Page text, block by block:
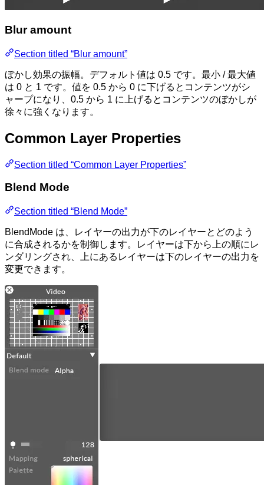
Blur amount
Section titled “Blur amount”
ぼかし効果の振幅。デフォルト値は 0.5 です。最小 / 最大値
は 0 と 1 です。値を 0.5 から 0 に下げるとコンテンツがシ
ャープになり、0.5 から 1 に上げるとコンテンツのぼかしが
徐々に強くなります。
Common Layer Properties
Section titled “Common Layer Properties”
Blend Mode
Section titled “Blend Mode”
BlendMode は、レイヤーの出力が下のレイヤーとどのよう
に合成されるかを制御します。レイヤーは下から上の順にレ
ンダリングされ、上にあるレイヤーは下のレイヤーの出力を
変更できます。